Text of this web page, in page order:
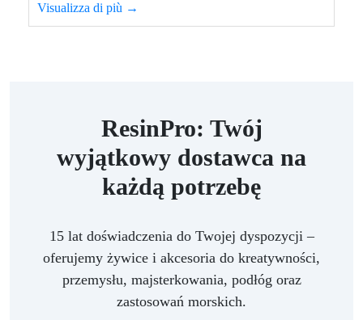
Visualizza di più →
ResinPro: Twój
wyjątkowy dostawca na
każdą potrzebę
15 lat doświadczenia do Twojej dyspozycji –
oferujemy żywice i akcesoria do kreatywności,
przemysłu, majsterkowania, podłóg oraz
zastosowań morskich.